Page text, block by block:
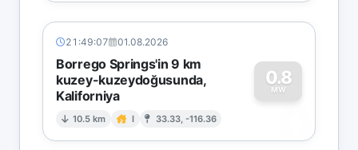
21:49:07 01.08.2026
Borrego Springs'in 9 km
kuzey-kuzeydoğusunda,
Kaliforniya
10.5 km I 33.33, -116.36
0.8
MW
0